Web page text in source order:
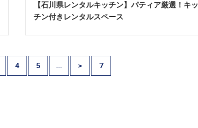
【石川県レンタルキッチン】パティア厳選！キッ
チン付きレンタルスペース
4 5 ... > 7